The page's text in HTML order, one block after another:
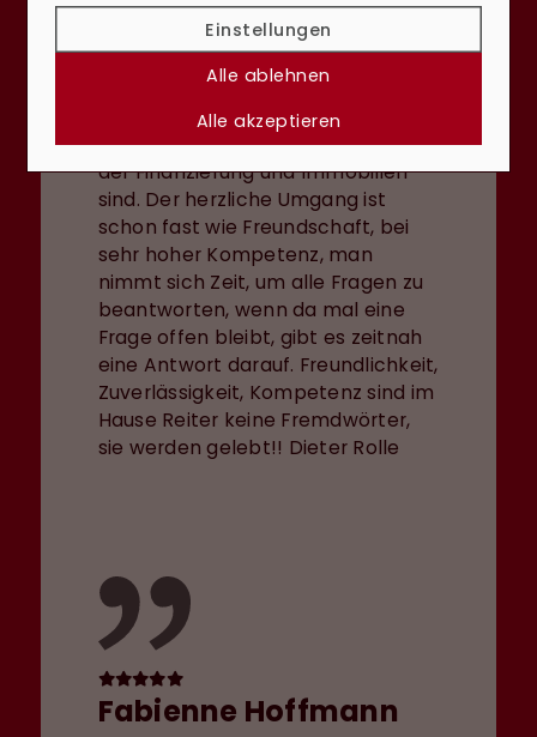
Dieter Rolle
Ich kann die Firma Reiter & Reiter
nur zu 100% weiterempfehlen!! Man
merkt dass Herr und Frau Reiter ein
kompetentes Team in allen Fragen
der Finanzierung und Immobilien
sind. Der herzliche Umgang ist
schon fast wie Freundschaft, bei
sehr hoher Kompetenz, man
nimmt sich Zeit, um alle Fragen zu
beantworten, wenn da mal eine
Frage offen bleibt, gibt es zeitnah
eine Antwort darauf. Freundlichkeit,
Zuverlässigkeit, Kompetenz sind im
Hause Reiter keine Fremdwörter,
sie werden gelebt!! Dieter Rolle
Fabienne Hoffmann
Einstellungen
Alle ablehnen
Alle akzeptieren